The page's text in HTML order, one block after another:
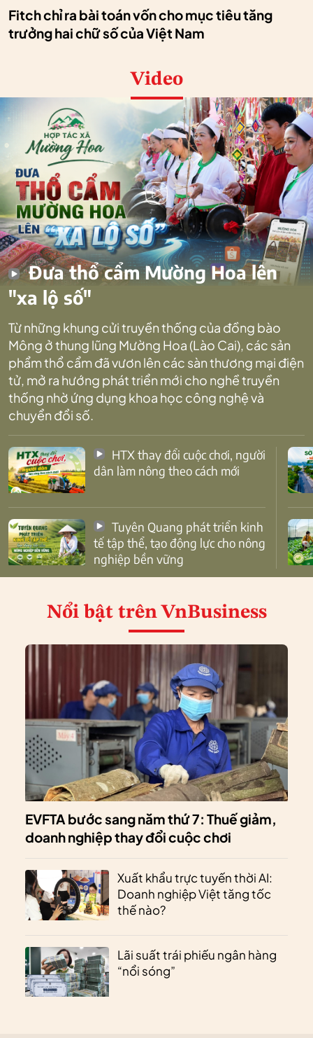
Fitch chỉ ra bài toán vốn cho mục tiêu tăng
trưởng hai chữ số của Việt Nam
Video
Đưa thổ cẩm Mường Hoa lên
"xa lộ số"
Từ những khung cửi truyền thống của đồng bào
Mông ở thung lũng Mường Hoa (Lào Cai), các sản
phẩm thổ cẩm đã vươn lên các sàn thương mại điện
tử, mở ra hướng phát triển mới cho nghề truyền
thống nhờ ứng dụng khoa học công nghệ và
chuyển đổi số.
dân làm nông theo cách mới
tế tập thể, tạo động lực cho nông
nghiệp bền vững
Nổi bật trên VnBusiness
EVFTA bước sang năm thứ 7: Thuế giảm,
doanh nghiệp thay đổi cuộc chơi
Xuất khẩu trực tuyến thời AI:
Doanh nghiệp Việt tăng tốc
thế nào?
Lãi suất trái phiếu ngân hàng
“nổi sóng”